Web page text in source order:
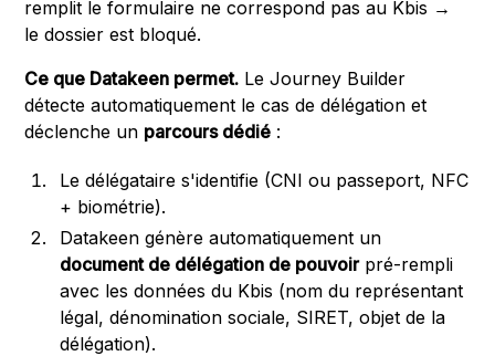
remplit le formulaire ne correspond pas au Kbis →
le dossier est bloqué.
Ce que Datakeen permet. Le Journey Builder
détecte automatiquement le cas de délégation et
déclenche un parcours dédié :
Le délégataire s'identifie (CNI ou passeport, NFC
+ biométrie).
Datakeen génère automatiquement un
document de délégation de pouvoirpré-rempli
avec les données du Kbis (nom du représentant
légal, dénomination sociale, SIRET, objet de la
délégation).